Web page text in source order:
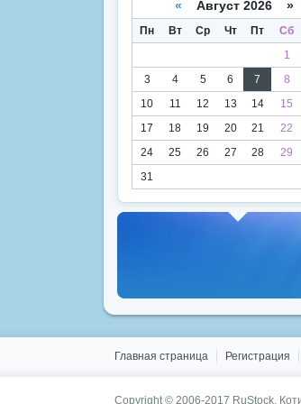
« Август 2026 »
Пн Вт Ср Чт Пт Сб
1
3
4 5 6 7 8
10
11 12 13 14 15
17
18 19 20 21 22
24
25 26 27 28 29
31
Главная страница Регистрация
Copyright © 2006-2017 RuStock.